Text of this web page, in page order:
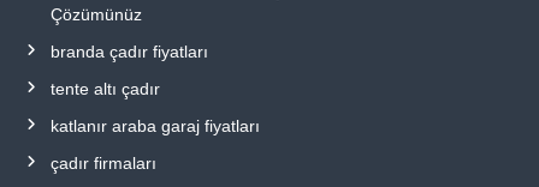
Çözümünüz
branda çadır fiyatları
tente altı çadır
katlanır araba garaj fiyatları
çadır firmaları